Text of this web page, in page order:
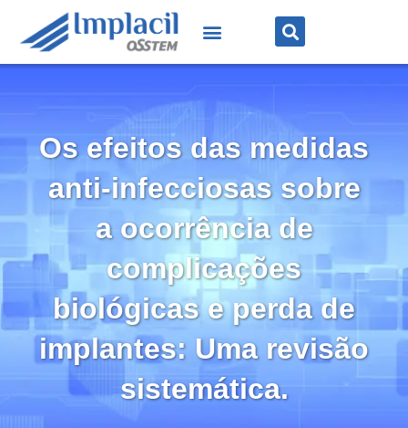
Os efeitos das medidas
anti-infecciosas sobre
a ocorrência de
complicações
biológicas e perda de
implantes: Uma revisão
sistemática.